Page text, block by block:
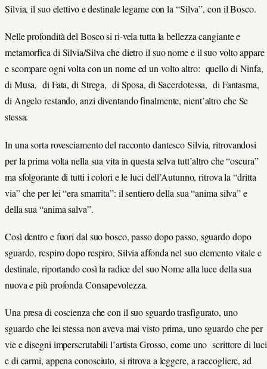
Silvia, il suo elettivo e destinale legame con la “Silva”, con il Bosco.
Nelle profondità del Bosco si ri-vela tutta la bellezza cangiante e
metamorfica di Silvia/Silva che dietro il suo nome e il suo volto appare
e scompare ogni volta con un nome ed un volto altro: quello di Ninfa,
di Musa, di Fata, di Strega, di Sposa, di Sacerdotessa, di Fantasma,
di Angelo restando, anzi diventando finalmente, nient’altro che Se
stessa.
In una sorta rovesciamento del racconto dantesco Silvia, ritrovandosi
per la prima volta nella sua vita in questa selva tutt’altro che “oscura”
ma sfolgorante di tutti i colori e le luci dell’Autunno, ritrova la “dritta
via” che per lei “era smarrita”: il sentiero della sua “anima silva” e
della sua “anima salva”.
Così dentro e fuori dal suo bosco, passo dopo passo, sguardo dopo
sguardo, respiro dopo respiro, Silvia affonda nel suo elemento vitale e
destinale, riportando così la radice del suo Nome alla luce della sua
nuova e più profonda Consapevolezza.
Una presa di coscienza che con il suo sguardo trasfigurato, uno
sguardo che lei stessa non aveva mai visto prima, uno sguardo che per
vie e disegni imperscrutabili l’artista Grosso, come uno scrittore di luci
e di carmi, appena conosciuto, si ritrova a leggere, a raccogliere, ad